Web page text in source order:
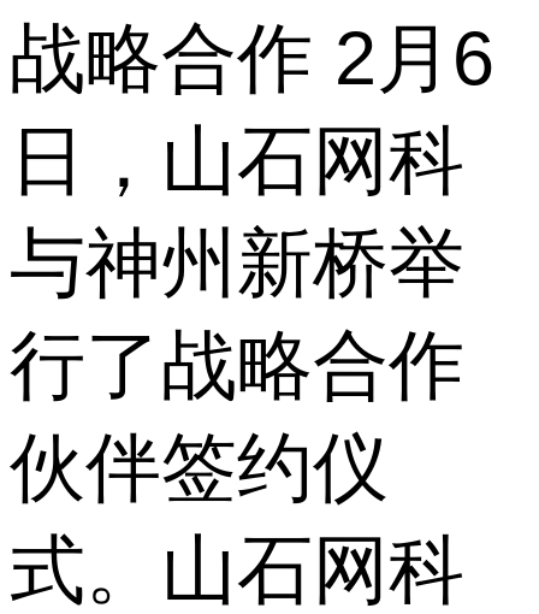
战略合作 2月6
日，山石网科
与神州新桥举
行了战略合作
伙伴签约仪
式。山石网科